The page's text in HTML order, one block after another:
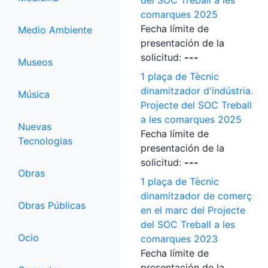
Medio Ambiente
Museos
Música
Nuevas
Tecnologias
Obras
Obras Públicas
Ocio
comarques 2025
Fecha límite de
presentación de la
solicitud: ---
1 plaça de Tècnic
dinamitzador d'indústria.
Projecte del SOC Treball
a les comarques 2025
Fecha límite de
presentación de la
solicitud: ---
1 plaça de Tècnic
dinamitzador de comerç
en el marc del Projecte
del SOC Treball a les
comarques 2023
Fecha límite de